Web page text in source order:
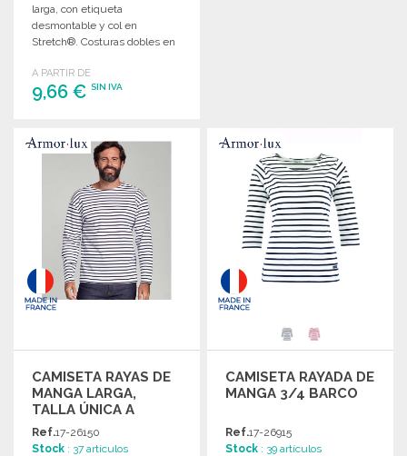
larga, con etiqueta
desmontable y col en
Stretch®. Costuras dobles en
A PARTIR DE
9,66 € SIN IVA
Solicitar un presupuesto
CAMISETA RAYAS DE
MANGA LARGA,
TALLA ÚNICA A
PRECIOS DE
MAYORISTA
Ref.17-26150
Stock : 37 artículos
CAMISETA RAYADA DE
MANGA 3/4 BARCO
Ref.17-26915
Stock : 39 artículos